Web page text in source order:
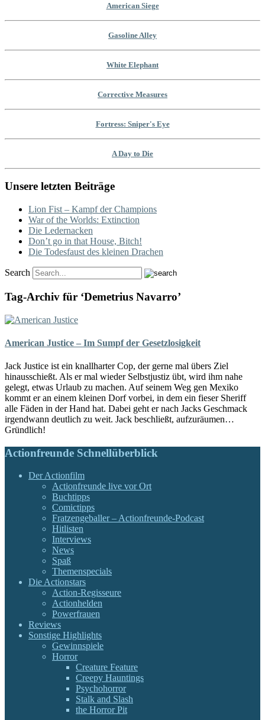
American Siege
Gasoline Alley
White Elephant
Corrective Measures
Fortress: Sniper's Eye
A Day to Die
Unsere letzten Beiträge
Lion Fist – Kampf der Champions
War of the Worlds: Extinction
Die Ledernacken
Don’t go in that House, Bitch!
Die Todesfaust des kleinen Drachen
Search
Tag-Archiv für ‘Demetrius Navarro’
American Justice – Im Sumpf der Gesetzlosigkeit
Jack Justice ist ein knallharter Cop, der gerne mal übers Ziel
hinausschießt. Als er mal wieder Selbstjustiz übt, wird ihm nahe
gelegt, etwas Urlaub zu machen. Auf seinem Weg gen Mexiko
kommt er an einem kleinen Dorf vorbei, in dem ein fieser Sheriff
alle Fäden in der Hand hat. Dabei geht er nach Jacks Geschmack
irgendwann deutlich zu weit. Jack beschließt, aufzuräumen…
Gründlich!
Actionfreunde Schnellüberblick
Der Actionfilm
Actionfreunde live vor Ort
Buchtipps
Comictipps
Fratzengeballer – Actionfreunde-Podcast
Hitlisten
Interviews
News
Spaß
Themenspecials
Die Actionstars
Action-Regisseure
Actionhelden
Powerfrauen
Reviews
Sonstige Highlights
Gewinnspiele
Horror
Creature Feature
Creepy Hauntings
Psychohorror
Stalk and Slash
the Horror Pit